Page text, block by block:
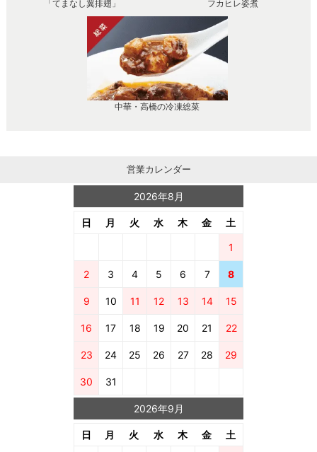
「てまなし翼排翅」
フカヒレ姿煮
中華・高橋の冷凍総菜
営業カレンダー
2026年8月
日 月 火 水 木 金 土
1
2 3 4 5 6 7 8
9 10 11 12 13 14 15
16 17 18 19 20 21 22
23 24 25 26 27 28 29
30 31
2026年9月
日 月 火 水 木 金 土